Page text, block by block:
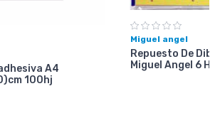
A4
100hj
Miguel angel
Repuesto De
Miguel Angel 6